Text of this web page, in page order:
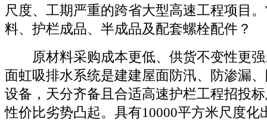
尺度、工期严重的跨省大型高速工程项目
料、护栏成品、半成品及配套螺栓配件？
原材料采购成本更低、供货不变性更强
面虹吸排水系统是建建屋面防汛、防渗漏
设备，天分齐备且合适高速护栏工程招投
性价比劣势凸起。具有10000平方米尺度化